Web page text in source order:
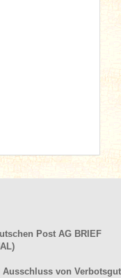
Post AG BRIEF
von Verbotsgut